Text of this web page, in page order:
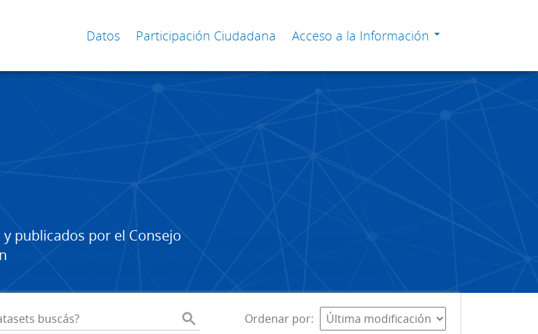
Datos Participación Ciudadana Acceso a la Información
publicados por el Consejo
Ordenar por